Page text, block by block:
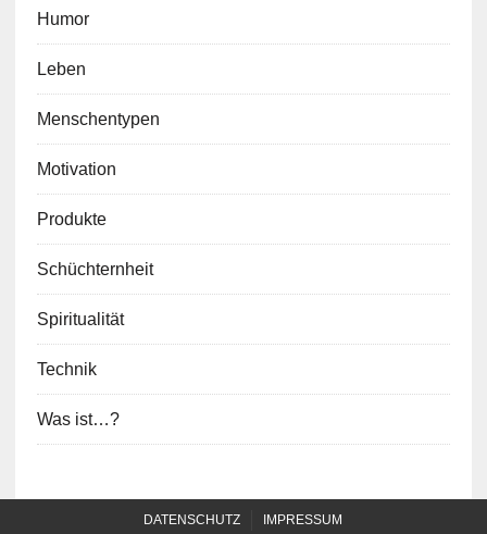
Humor
Leben
Menschentypen
Motivation
Produkte
Schüchternheit
Spiritualität
Technik
Was ist…?
DATENSCHUTZ IMPRESSUM